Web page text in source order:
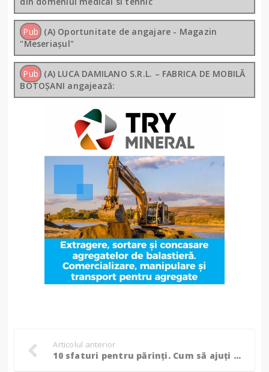
Pub (A) Oportunitate de angajare - Magazin
"Meseriașul"
Pub (A) LUCA DAMILANO S.R.L. – FABRICA DE MOBILĂ
BOTOȘANI angajează:
Articolul anterior
10 sfaturi pentru părinți. Cum să ajuți copilul să doarmă bine